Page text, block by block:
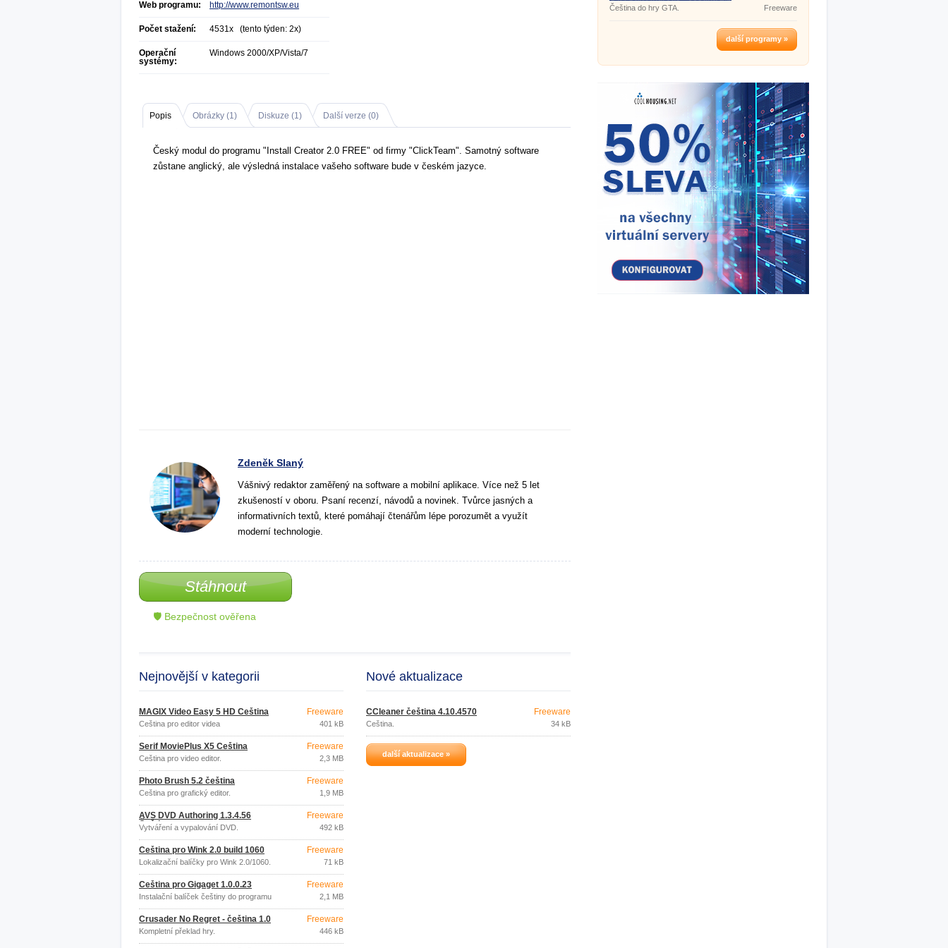
Web programu: http://www.remontsw.eu
Počet stažení: 4531x (tento týden: 2x)
Operační
systémy:
Windows 2000/XP/Vista/7
Popis Obrázky (1) Diskuze (1) Další verze (0)
Český modul do programu "Install Creator 2.0 FREE" od firmy "ClickTeam". Samotný software
zůstane anglický, ale výsledná instalace vašeho software bude v českém jazyce.
Zdeněk Slaný
Vášnivý redaktor zaměřený na software a mobilní aplikace. Více než 5 let
zkušeností v oboru. Psaní recenzí, návodů a novinek. Tvůrce jasných a
informativních textů, které pomáhají čtenářům lépe porozumět a využít
moderní technologie.
Stáhnout
🛡 Bezpečnost ověřena
Nejnovější v kategorii
MAGIX Video Easy 5 HD Čeština
Čeština pro editor videa
Freeware
401 kB
Serif MoviePlus X5 Čeština
Čeština pro video editor.
Freeware
2,3 MB
Photo Brush 5.2 čeština
Čeština pro grafický editor.
Freeware
1,9 MB
AVS DVD Authoring 1.3.4.56
Čeština
Vytváření a vypalování DVD.
Freeware
492 kB
Čeština pro Wink 2.0 build 1060
Lokalizační balíčky pro Wink 2.0/1060.
Freeware
71 kB
Čeština pro Gigaget 1.0.0.23
Instalační balíček češtiny do programu
Freeware
2,1 MB
Crusader No Regret - čeština 1.0
Kompletní překlad hry.
Freeware
446 kB
Nové aktualizace
CCleaner čeština 4.10.4570
Čeština.
Freeware
34 kB
další aktualizace »
Čeština do hry GTA.
Freeware
další programy »